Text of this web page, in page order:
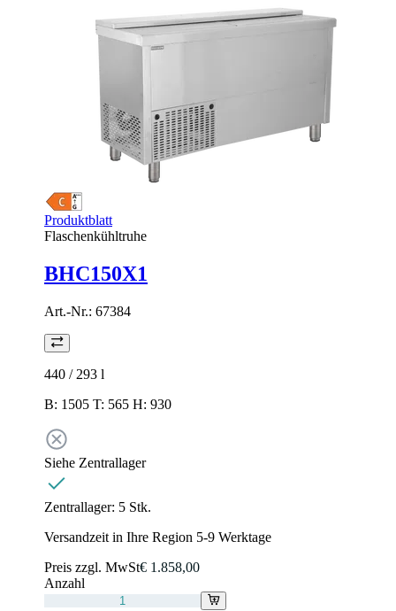
Produktblatt
Flaschenkühltruhe
BHC150X1
Art.-Nr.: 67384
440 / 293 l
B: 1505 T: 565 H: 930
Siehe Zentrallager
Zentrallager: 5 Stk.
Versandzeit in Ihre Region 5-9 Werktage
Preis zzgl. MwSt€ 1.858,00
Anzahl